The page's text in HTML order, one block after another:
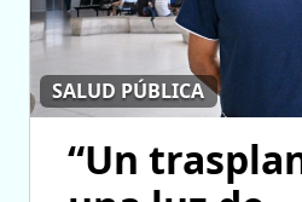
SALUD PÚBLICA
“Un